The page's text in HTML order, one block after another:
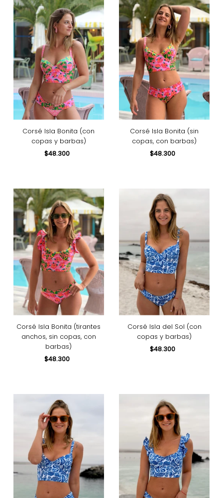
Corsé Isla Bonita (con
copas y barbas)
Precio
$48.300
Corsé Isla Bonita (sin
copas, con barbas)
Precio
$48.300
Corsé Isla Bonita (tirantes
anchos, sin copas, con
barbas)
Precio
$48.300
Corsé Isla del Sol (con
copas y barbas)
Precio
$48.300